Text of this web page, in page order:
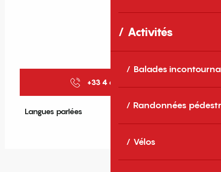
Activités
Balades
Randonnées
Vélos
+33 4 68 34 27
Langues parlées
Langues parlées